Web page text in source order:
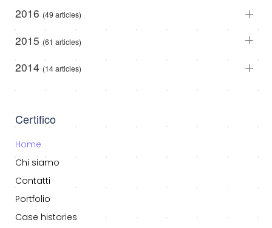
2016 (49 articles)
2015 (61 articles)
2014 (14 articles)
Certifico
Home
Chi siamo
Contatti
Portfolio
Case histories